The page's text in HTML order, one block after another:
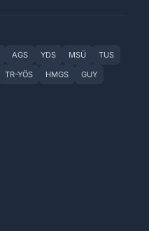
AGS YDS MSÜ
TUS
TR-YÖS HMGS
GUY